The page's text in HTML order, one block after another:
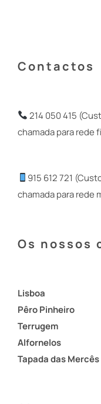
Contactos
214 050 415
chamada para rede
915 612 721
chamada para rede
Os nossos
Lisboa
Pêro Pinheiro
Terrugem
Alfornelos
Tapada das Mercês